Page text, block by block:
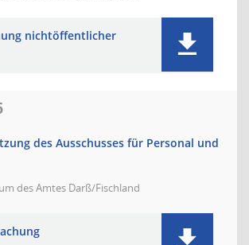
nichtöffentlicher
des Ausschusses für Personal und
des Amtes Darß/Fischland